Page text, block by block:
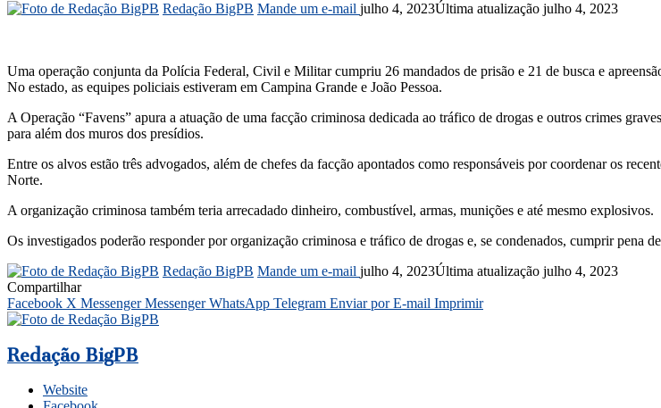
Redação BigPB Mande um e-mail julho 4, 2023Última atualização julho 4, 2023
Uma operação conjunta da Polícia Federal, Civil e Militar cumpriu 26 mandados de prisão e 21 de busca e
No estado, as equipes policiais estiveram em Campina Grande e João Pessoa.
A Operação “Favens” apura a atuação de uma facção criminosa dedicada ao tráfico de drogas e outros crimes
para além dos muros dos presídios.
Entre os alvos estão três advogados, além de chefes da facção apontados como responsáveis por coordenar os
Norte.
A organização criminosa também teria arrecadado dinheiro, combustível, armas, munições e até mesmo explosivos.
Os investigados poderão responder por organização criminosa e tráfico de drogas e, se condenados, cumprir pena
Redação BigPB Mande um e-mail julho 4, 2023Última atualização julho 4, 2023
Compartilhar
Facebook X Messenger Messenger WhatsApp Telegram Enviar por E-mail Imprimir
Redação BigPB
Website